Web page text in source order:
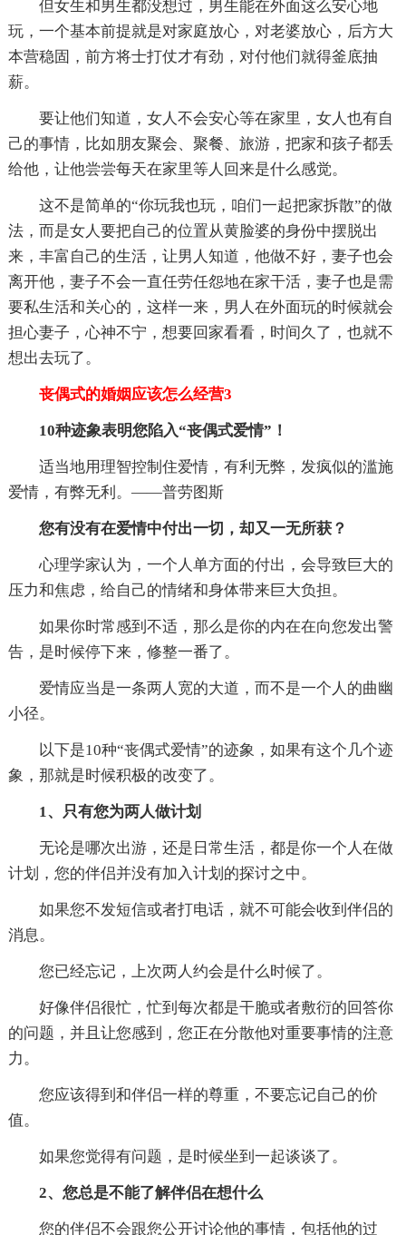
但女生和男生都没想过，男生能在外面这么安心地
玩，一个基本前提就是对家庭放心，对老婆放心，后方大
本营稳固，前方将士打仗才有劲，对付他们就得釜底抽
薪。
要让他们知道，女人不会安心等在家里，女人也有自
己的事情，比如朋友聚会、聚餐、旅游，把家和孩子都丢
给他，让他尝尝每天在家里等人回来是什么感觉。
这不是简单的“你玩我也玩，咱们一起把家拆散”的做
法，而是女人要把自己的位置从黄脸婆的身份中摆脱出
来，丰富自己的生活，让男人知道，他做不好，妻子也会
离开他，妻子不会一直任劳任怨地在家干活，妻子也是需
要私生活和关心的，这样一来，男人在外面玩的时候就会
担心妻子，心神不宁，想要回家看看，时间久了，也就不
想出去玩了。
丧偶式的婚姻应该怎么经营3
10种迹象表明您陷入“丧偶式爱情”！
适当地用理智控制住爱情，有利无弊，发疯似的滥施
爱情，有弊无利。——普劳图斯
您有没有在爱情中付出一切，却又一无所获？
心理学家认为，一个人单方面的付出，会导致巨大的
压力和焦虑，给自己的情绪和身体带来巨大负担。
如果你时常感到不适，那么是你的内在在向您发出警
告，是时候停下来，修整一番了。
爱情应当是一条两人宽的大道，而不是一个人的曲幽
小径。
以下是10种“丧偶式爱情”的迹象，如果有这个几个迹
象，那就是时候积极的改变了。
1、只有您为两人做计划
无论是哪次出游，还是日常生活，都是你一个人在做
计划，您的伴侣并没有加入计划的探讨之中。
如果您不发短信或者打电话，就不可能会收到伴侣的
消息。
您已经忘记，上次两人约会是什么时候了。
好像伴侣很忙，忙到每次都是干脆或者敷衍的回答你
的问题，并且让您感到，您正在分散他对重要事情的注意
力。
您应该得到和伴侣一样的尊重，不要忘记自己的价
值。
如果您觉得有问题，是时候坐到一起谈谈了。
2、您总是不能了解伴侣在想什么
您的伴侣不会跟您公开讨论他的事情，包括他的过